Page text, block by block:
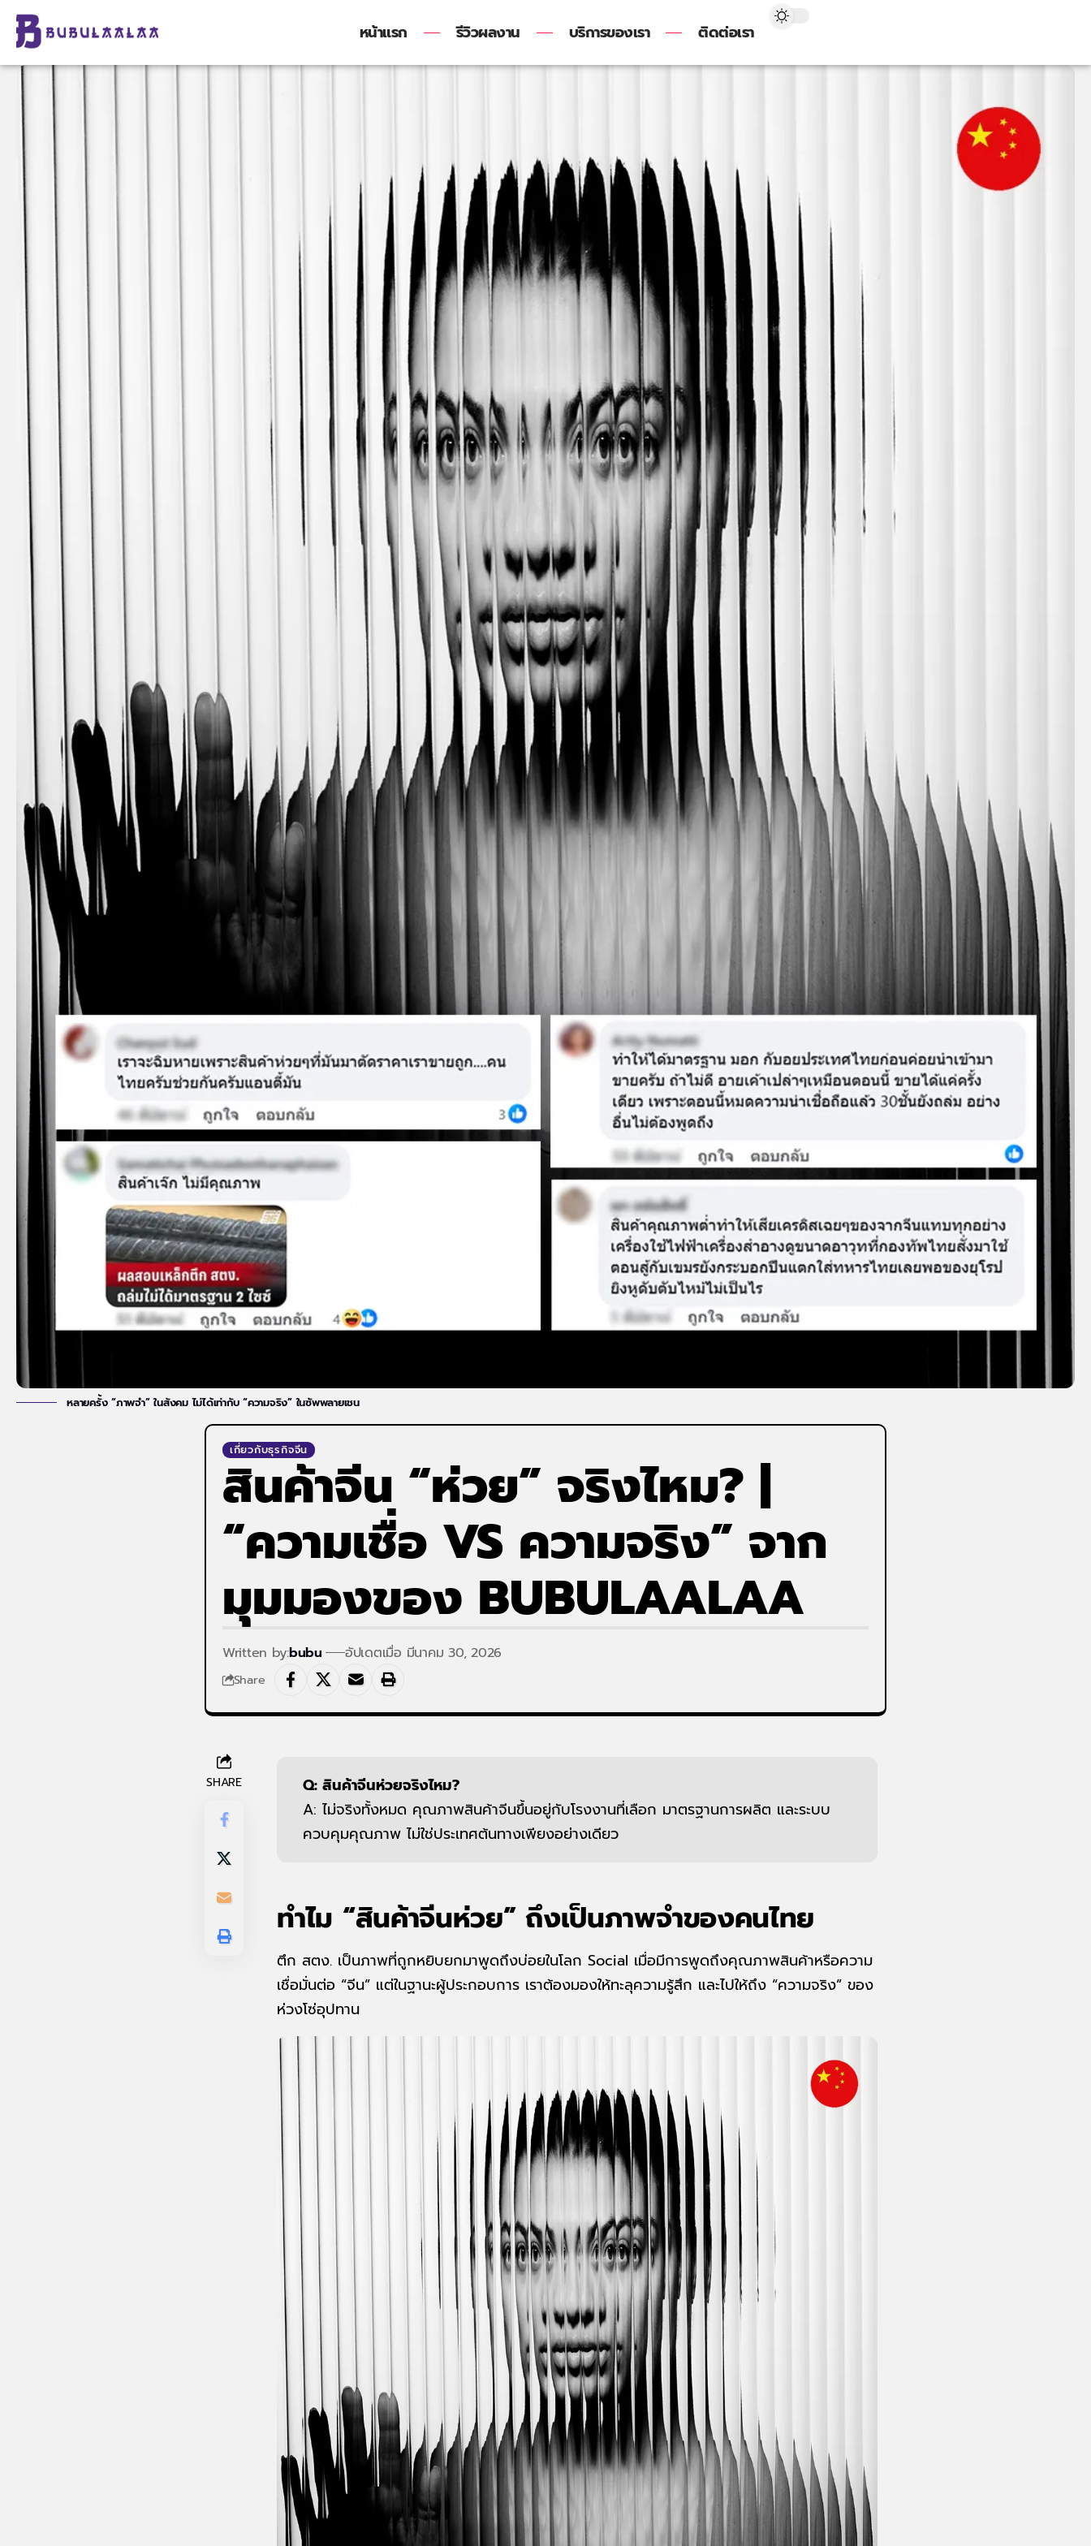
หน้าแรก รีวิวผลงาน บริการของเรา ติดต่อเรา
หลายครั้ง “ภาพจำ” ในสังคม ไม่ได้เท่ากับ “ความจริง” ในซัพพลายเชน
เกี่ยวกับธุรกิจจีน
สินค้าจีน “ห่วย” จริงไหม? |
“ความเชื่อ VS ความจริง” จาก
มุมมองของ BUBULAALAA
Written by:bubu อัปเดตเมื่อ มีนาคม 30, 2026
Share
SHARE
Q: สินค้าจีนห่วยจริงไหม?
A: ไม่จริงทั้งหมด คุณภาพสินค้าจีนขึ้นอยู่กับโรงงานที่เลือก มาตรฐานการผลิต และระบบ
ควบคุมคุณภาพ ไม่ใช่ประเทศต้นทางเพียงอย่างเดียว
ทำไม “สินค้าจีนห่วย” ถึงเป็นภาพจำของคนไทย
ตึก สตง. เป็นภาพที่ถูกหยิบยกมาพูดถึงบ่อยในโลก Social เมื่อมีการพูดถึงคุณภาพสินค้าหรือความ
เชื่อมั่นต่อ “จีน” แต่ในฐานะผู้ประกอบการ เราต้องมองให้ทะลุความรู้สึก และไปให้ถึง “ความจริง” ของ
ห่วงโซ่อุปทาน